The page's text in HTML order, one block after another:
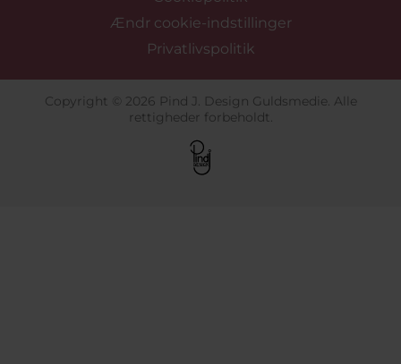
Ændr cookie-indstillinger
Privatlivspolitik
Copyright © 2026 Pind J. Design Guldsmedie. Alle
rettigheder forbeholdt.